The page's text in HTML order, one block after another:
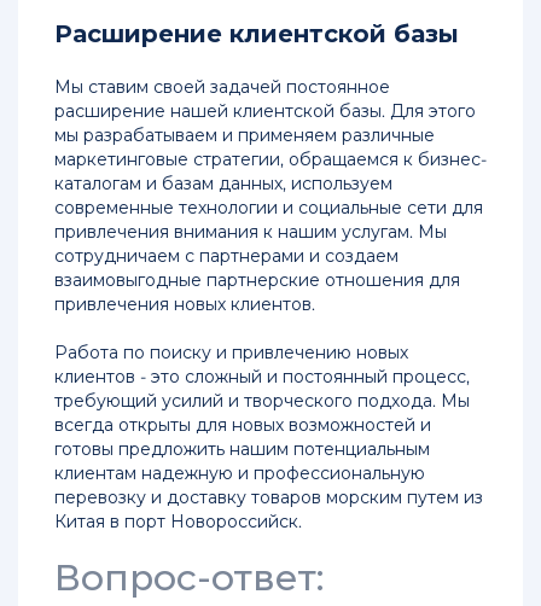
Расширение клиентской базы
Мы ставим своей задачей постоянное
расширение нашей клиентской базы. Для этого
мы разрабатываем и применяем различные
маркетинговые стратегии, обращаемся к бизнес-
каталогам и базам данных, используем
современные технологии и социальные сети для
привлечения внимания к нашим услугам. Мы
сотрудничаем с партнерами и создаем
взаимовыгодные партнерские отношения для
привлечения новых клиентов.
Работа по поиску и привлечению новых
клиентов - это сложный и постоянный процесс,
требующий усилий и творческого подхода. Мы
всегда открыты для новых возможностей и
готовы предложить нашим потенциальным
клиентам надежную и профессиональную
перевозку и доставку товаров морским путем из
Китая в порт Новороссийск.
Вопрос-ответ: